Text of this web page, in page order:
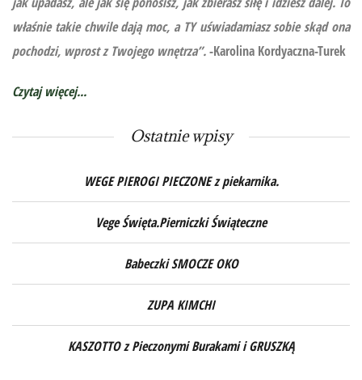
właśnie takie chwile dają moc, a TY uświadamiasz sobie skąd ona
pochodzi, wprost z Twojego wnętrza”.-Karolina Kordyaczna-Turek
Czytaj więcej...
Ostatnie wpisy
WEGE PIEROGI PIECZONE z piekarnika.
Vege Święta.Pierniczki Świąteczne
Babeczki SMOCZE OKO
ZUPA KIMCHI
KASZOTTO z Pieczonymi Burakami i GRUSZKĄ